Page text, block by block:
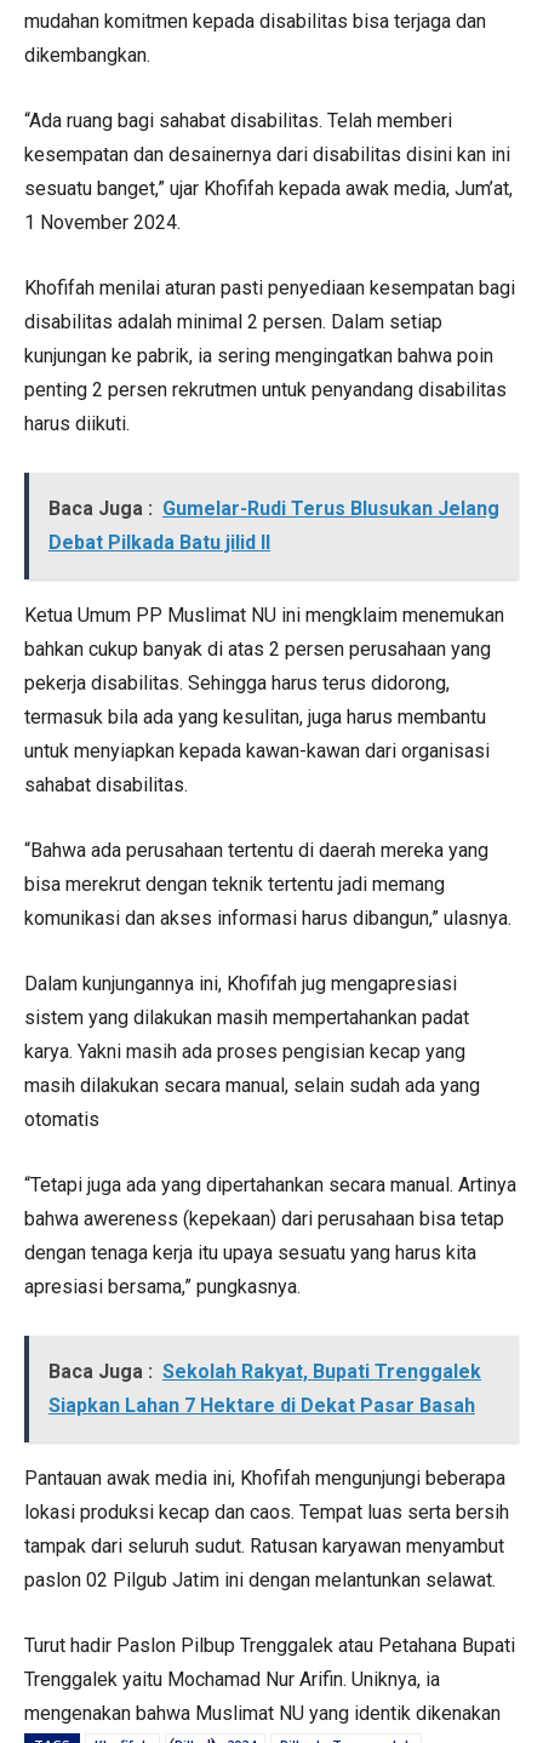
mudahan komitmen kepada disabilitas bisa terjaga dan
dikembangkan.
“Ada ruang bagi sahabat disabilitas. Telah memberi
kesempatan dan desainernya dari disabilitas disini kan ini
sesuatu banget,” ujar Khofifah kepada awak media, Jum’at,
1 November 2024.
Khofifah menilai aturan pasti penyediaan kesempatan bagi
disabilitas adalah minimal 2 persen. Dalam setiap
kunjungan ke pabrik, ia sering mengingatkan bahwa poin
penting 2 persen rekrutmen untuk penyandang disabilitas
harus diikuti.
Baca Juga : Gumelar-Rudi Terus Blusukan Jelang
Debat Pilkada Batu jilid II
Ketua Umum PP Muslimat NU ini mengklaim menemukan
bahkan cukup banyak di atas 2 persen perusahaan yang
pekerja disabilitas. Sehingga harus terus didorong,
termasuk bila ada yang kesulitan, juga harus membantu
untuk menyiapkan kepada kawan-kawan dari organisasi
sahabat disabilitas.
“Bahwa ada perusahaan tertentu di daerah mereka yang
bisa merekrut dengan teknik tertentu jadi memang
komunikasi dan akses informasi harus dibangun,” ulasnya.
Dalam kunjungannya ini, Khofifah jug mengapresiasi
sistem yang dilakukan masih mempertahankan padat
karya. Yakni masih ada proses pengisian kecap yang
masih dilakukan secara manual, selain sudah ada yang
otomatis
“Tetapi juga ada yang dipertahankan secara manual. Artinya
bahwa awereness (kepekaan) dari perusahaan bisa tetap
dengan tenaga kerja itu upaya sesuatu yang harus kita
apresiasi bersama,” pungkasnya.
Baca Juga : Sekolah Rakyat, Bupati Trenggalek
Siapkan Lahan 7 Hektare di Dekat Pasar Basah
Pantauan awak media ini, Khofifah mengunjungi beberapa
lokasi produksi kecap dan caos. Tempat luas serta bersih
tampak dari seluruh sudut. Ratusan karyawan menyambut
paslon 02 Pilgub Jatim ini dengan melantunkan selawat.
Turut hadir Paslon Pilbup Trenggalek atau Petahana Bupati
Trenggalek yaitu Mochamad Nur Arifin. Uniknya, ia
mengenakan bahwa Muslimat NU yang identik dikenakan